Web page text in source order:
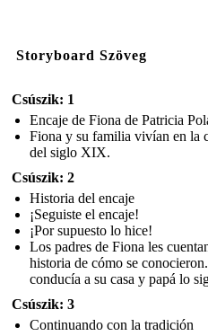
Storyboard Szöveg
Csúszik: 1
Encaje de Fiona de Patricia
Fiona y su familia vivían en la
del siglo XIX.
Csúszik: 2
Historia del encaje
¡Seguiste el encaje!
¡Por supuesto lo hice!
Los padres de Fiona les
historia de cómo se
conducía a su casa y papá lo
Csúszik: 3
Continuando con la tradición